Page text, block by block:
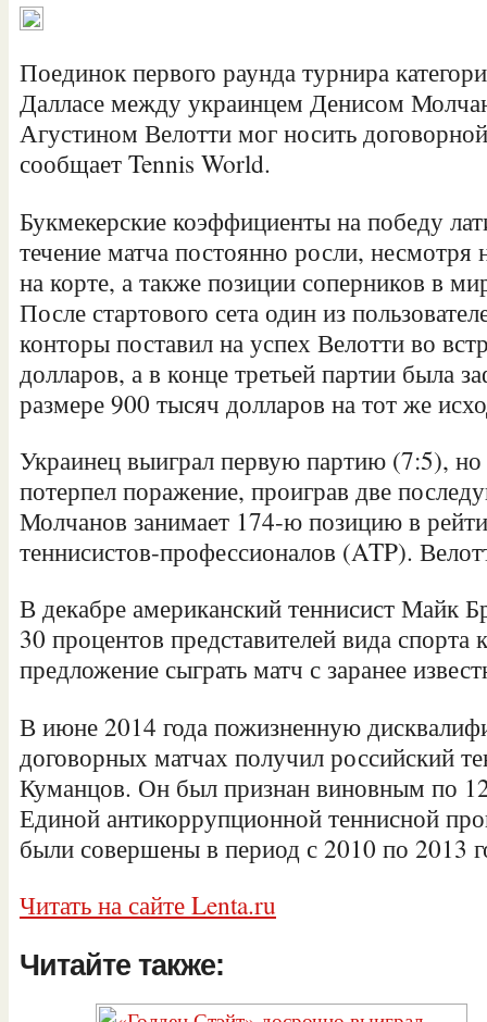
Поединок первого раунда турнира
Далласе между украинцем Денисом
Агустином Велотти мог носить
сообщает Tennis World.
Букмекерские коэффициенты на победу
течение матчапостоянно росли, несмотря
на корте, а также позиции соперников в
После стартового сета один из
конторы поставил на успех Велотти во
долларов, а в конце третьей партии была
размере 900 тысяч долларов на тот же
Украинец выиграл первую партию (7:5),
потерпел поражение, проиграв две
Молчанов занимает 174-ю позицию в
теннисистов-профессионалов (ATP).
В декабре американский теннисист Майк
30 процентов представителей вида спорта
предложение сыграть матч с заранее
В июне 2014 года пожизненную
договорных матчах получил российский
Куманцов. Он был признан виновным по
Единой антикоррупционной теннисной
были совершены в период с 2010 по 2013
Читать на сайте Lenta.ru
Читайте также: